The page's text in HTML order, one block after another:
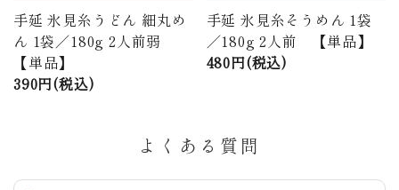
手延 氷見糸うどん 細丸め
ん 1袋／180g 2人前弱
【単品】
390円(税込)
手延 氷見糸そうめん 1袋
／180g 2人前 【単品】
480円(税込)
よくある質問